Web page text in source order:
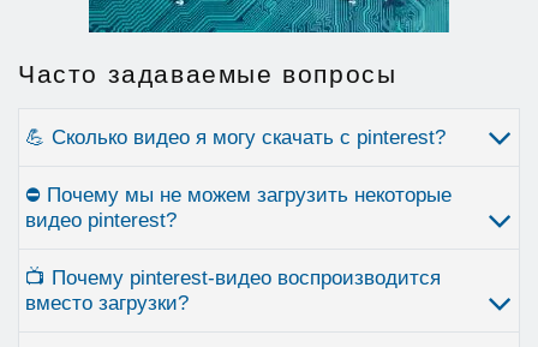
Часто задаваемые вопросы
💪 Сколько видео я могу скачать с pinterest?
⛔ Почему мы не можем загрузить некоторые
видео pinterest?
📺 Почему pinterest-видео воспроизводится
вместо загрузки?